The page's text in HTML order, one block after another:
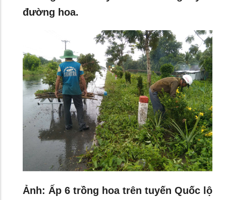
đường hoa.
Ảnh: Ấp 6 trồng hoa trên tuyến Quốc lộ